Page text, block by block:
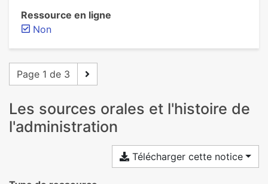
Ressource en ligne
Non
Page 1 de 3
Les sources orales et l'histoire de
l'administration
Télécharger cette notice